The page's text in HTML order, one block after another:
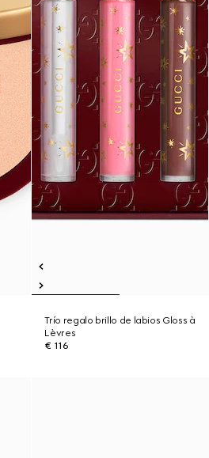
Trío regalo brillo de labios Gloss à
Lèvres
€ 116